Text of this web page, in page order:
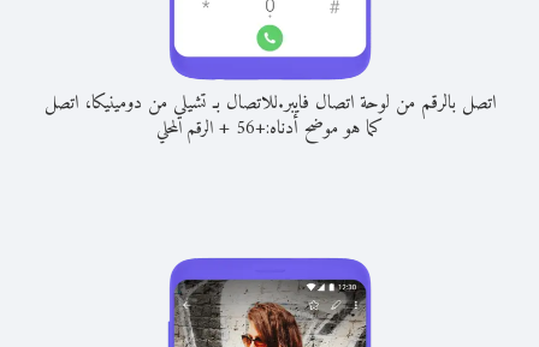
اتصل بالرقم من لوحة اتصال فايبر.للاتصال بـ تشيلي من دومينيكا، اتصل
كما هو موضح أدناه:+
56
+الرقم المحلي